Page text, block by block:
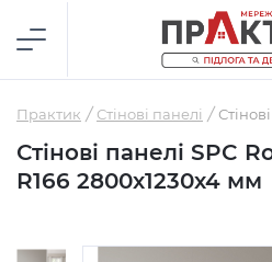
Практик Стінові панелі
Стінові панелі SPC
R166 2800х1230х4 мм